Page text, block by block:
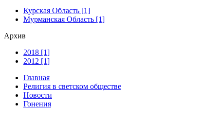
Курская Область [1]
Мурманская Область [1]
Архив
2018 [1]
2012 [1]
Главная
Религия в светском обществе
Новости
Гонения